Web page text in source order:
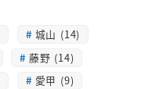
城山 (14)
藤野 (14)
愛甲 (9)